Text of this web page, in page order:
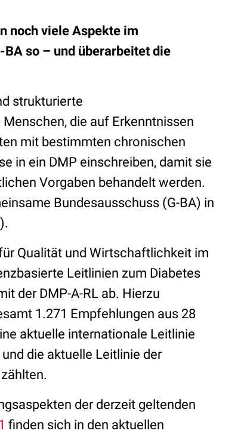
noch viele Aspekte im
so – und überarbeitet die
strukturierte
die auf Erkenntnissen
mit bestimmten chronischen
in ein DMP einschreiben, damit sie
Vorgaben behandelt werden.
Bundesausschuss (G-BA) in
Qualität und Wirtschaftlichkeit im
Leitlinien zum Diabetes
der DMP-A-RL ab. Hierzu
1.271 Empfehlungen aus 28
aktuelle internationale Leitlinie
und die aktuelle Leitlinie der
der derzeit geltenden
finden sich in den aktuellen